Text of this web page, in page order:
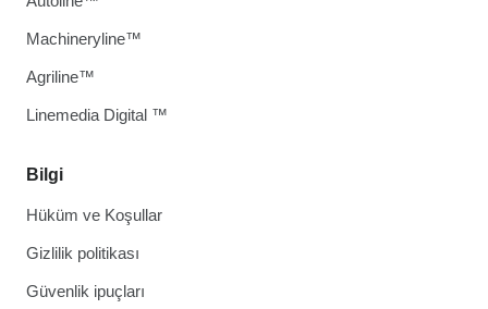
Bilgi
Hüküm ve Koşullar
Gizlilik politikası
Güvenlik ipuçları
Machineryline™
Agriline™
Linemedia Digital ™